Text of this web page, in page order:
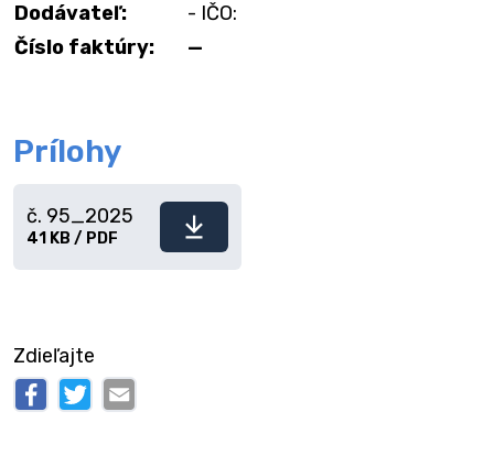
Dodávateľ:
- IČO:
Číslo faktúry:
—
Prílohy
Stiahnuť
č. 95_2025
41 KB / PDF
Zdieľajte